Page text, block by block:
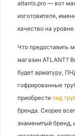
atlants.pro — вот
изготовителя,
качество на уровне.
Что предоставить
магазин ATLANT?
будет арматуру,
гофрированные
приобрести пнд
бренда. Скорее
знаменитый